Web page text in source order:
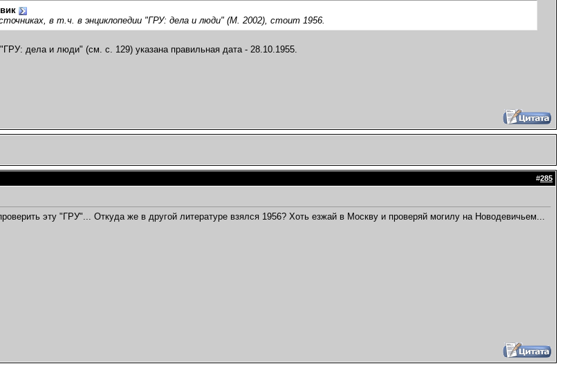
в т.ч. в энциклопедии "ГРУ: дела и люди" (М. 2002), стоит 1956.
дела и люди" (см. с. 129) указана правильная дата - 28.10.1955.
#285
эту "ГРУ"... Откуда же в другой литературе взялся 1956? Хоть езжай в Москву и проверяй могилу на Новодевичьем...